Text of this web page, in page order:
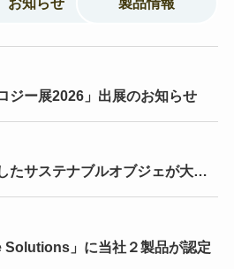
ジー展2026」出展のお知らせ
たサステナブルオブジェが大
ました
Solutions」に当社２製品が認定